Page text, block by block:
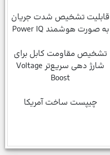
قابلیت تشخیص شدت جریان
به صورت هوشمند Power IQ
تشخیص مقاومت کابل برای
شارژ دهی سریع‌تر Voltage
Boost
چیپست ساخت آمریکا